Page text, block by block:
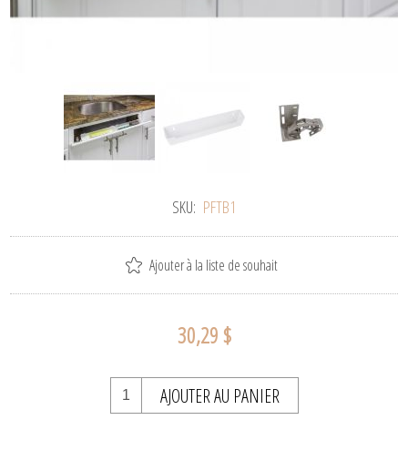
SKU: PFTB1
Ajouter à la liste de souhait
30,29 $
AJOUTER AU PANIER